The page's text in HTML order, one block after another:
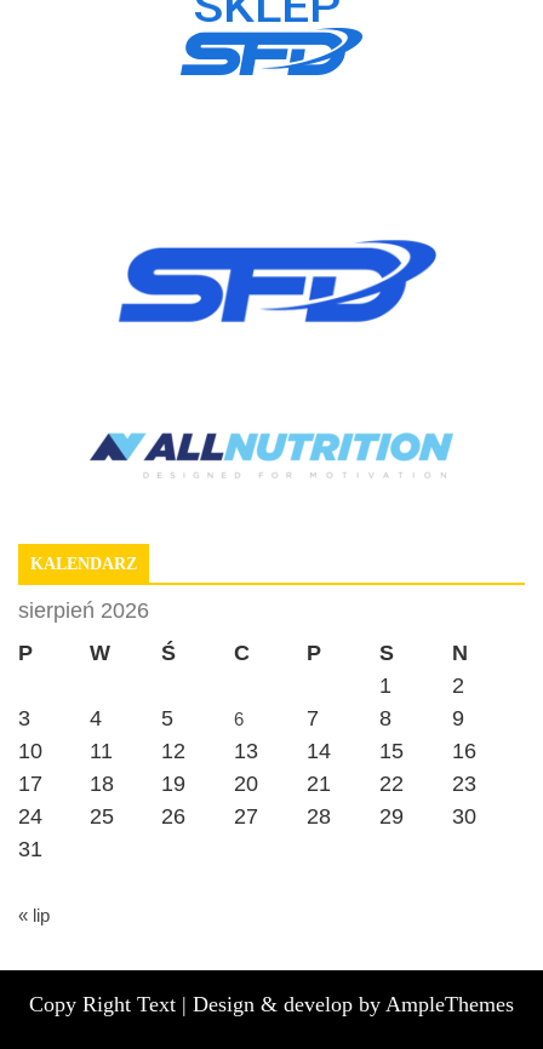
KALENDARZ
sierpień 2026
P
W Ś C P S
N
1
2
3
4 5 6 7 8
9
10
11 12 13 14 15
16
17
18 19 20 21 22
23
24
25 26 27 28 29
30
31
« lip
Copy Right Text | Design & develop by AmpleThemes